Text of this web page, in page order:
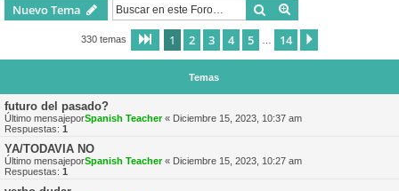
Nuevo Tema Buscar
330 temas Página de 14
1 2 3 4 5 14
Temas
futuro del pasado?
Último mensajeporSpanish Teacher« Diciembre 15, 2023, 10:37 am
Respuestas: 1
YA/TODAVIA NO
Último mensajeporSpanish Teacher« Diciembre 15, 2023, 10:27 am
Respuestas: 1